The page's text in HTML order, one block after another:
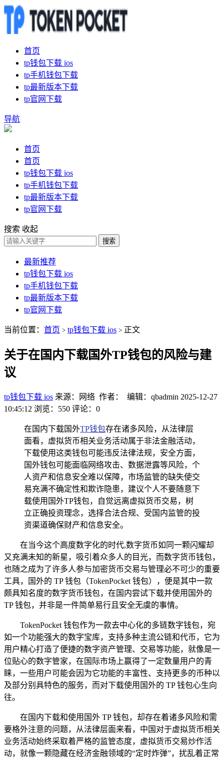
首页
tp钱包下载 ios
tp手机钱包下载
tp最新版本下载
tp官网下载
导航
首页
首页
tp钱包下载 ios
tp手机钱包下载
tp最新版本下载
tp官网下载
搜索 收起
搜索
最新推荐
tp钱包下载 ios
tp手机钱包下载
tp最新版本下载
tp官网下载
当前位置： 首页 > tp钱包下载 ios > 正文
关于在国内下载国外TP钱包的风险与建
议
tp钱包下载 ios 来源：网络 作者： 编辑：qbadmin 2025-12-27
10:45:12 浏览：550 评论：0
在国内下载国外TP钱包存在诸多风险，从法律层
面看，虚拟货币相关业务活动属于非法金融活动，
下载使用这类钱包可能违反法律法规，安全方面，
国外钱包可能面临网络攻击、数据泄露等风险，个
人资产和信息安全难以保障，市场监管的缺失使交
易充满不确定性和欺诈隐患，建议个人不要随意下
载使用国外TP钱包，自觉远离虚拟货币交易，树
立正确投资理念，选择合法合规、受国内监管的投
资渠道确保财产和信息安全。
在当今这个高度数字化的时代,数字货币如同一颗闪耀却
又充满未知的新星，吸引着众多人的目光，而数字货币钱包，
也随之成为了许多人参与加密货币交易与管理必不可少的重要
工具，国外的 TP 钱包（TokenPocket 钱包），便是其中一款
颇具知名度的数字货币钱包，在国内尝试下载并使用国外的
TP 钱包，并非是一件简单易行且安全无虞的事情。
TokenPocket 钱包作为一款去中心化的多链数字钱包，宛
如一个功能强大的数字宝库，支持多种主流公链和代币，它为
用户精心打造了便捷的数字资产管理、交易等功能，就像是一
位贴心的数字管家，在国际市场上赢得了一定数量用户的青
睐，一些用户可能会因为它功能的丰富性、支持更多的币种以
及部分别具特色的服务，而对下载使用国外的 TP 钱包心生向
往。
在国内下载和使用国外 TP 钱包，却存在着诸多风险和需
要格外注意的问题，从法律层面来看，中国对于虚拟货币相关
业务活动始终采取着严格的监管态度，虚拟货币交易炒作活
动，就像一颗隐藏在经济金融领域的“定时炸弹”，扰乱着正常